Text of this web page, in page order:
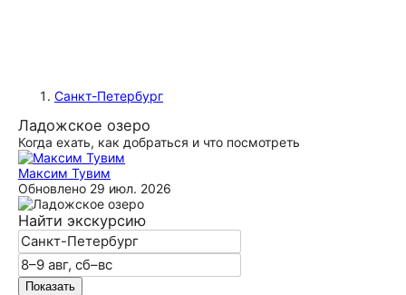
Санкт-Петербург
Ладожское озеро
Когда ехать, как добраться и что посмотреть
Максим Тувим
Обновлено 29 июл. 2026
Найти экскурсию
Показать